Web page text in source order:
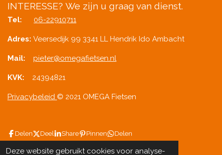
Deze website gebruikt cookies voor analyse-
INTERESSE? We zijn u graag van dienst.
Tel: 06-22910711
Adres: Veersedijk 99 3341 LL Hendrik Ido Ambacht
Mail: pieter@omegafietsen.nl
KVK: 24394821
Privacybeleid © 2021 OMEGA Fietsen
Delen Deel Share Pinnen Delen